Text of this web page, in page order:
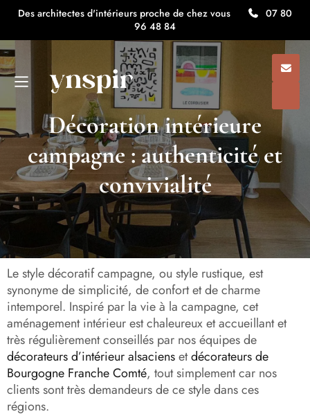
Des architectes d'intérieurs proche de chez vous
07 80
96 48 84
Décoration intérieure
campagne : authenticité et
convivialité
Le style décoratif campagne, ou style rustique, est
synonyme de simplicité, de confort et de charme
intemporel. Inspiré par la vie à la campagne, cet
aménagement intérieur est chaleureux et accueillant et
très régulièrement conseillés par nos équipes de
décorateurs d’intérieur alsaciensetdécorateurs de
Bourgogne Franche Comté, tout simplement car nos
clients sont très demandeurs de ce style dans ces
régions.